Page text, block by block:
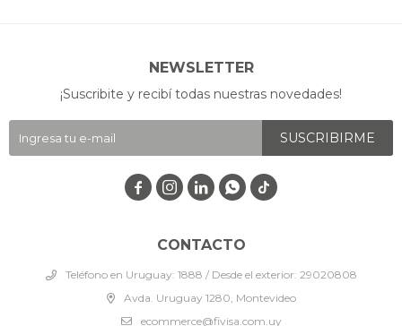
CONTACTO
Teléfono en Uruguay: 1888 / Desde el exterior: 29020808
Avda. Uruguay 1280, Montevideo
ecommerce@fivisa.com.uy
NEWSLETTER
¡Suscribite y recibí todas nuestras novedades!
SUSCRIBIRME
   